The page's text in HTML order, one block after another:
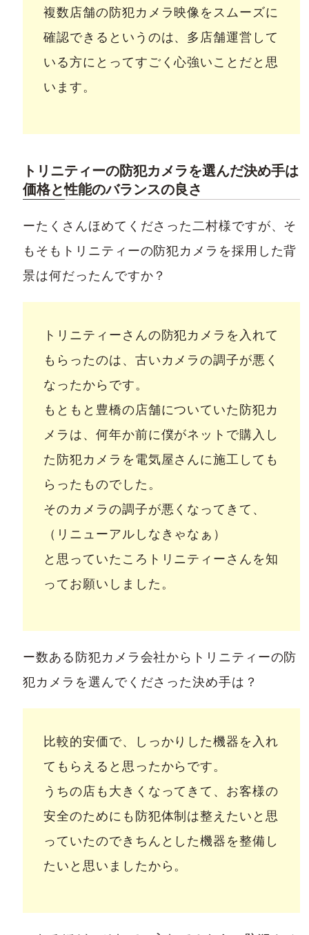
複数店舗の防犯カメラ映像をスムーズに
確認できるというのは、多店舗運営して
いる方にとってすごく心強いことだと思
います。
トリニティーの防犯カメラを選んだ決め手は
価格と性能のバランスの良さ
ーたくさんほめてくださった二村様ですが、そ
もそもトリニティーの防犯カメラを採用した背
景は何だったんですか？
トリニティーさんの防犯カメラを入れて
もらったのは、古いカメラの調子が悪く
なったからです。
もともと豊橋の店舗についていた防犯カ
メラは、何年か前に僕がネットで購入し
た防犯カメラを電気屋さんに施工しても
らったものでした。
そのカメラの調子が悪くなってきて、
（リニューアルしなきゃなぁ）
と思っていたころトリニティーさんを知
ってお願いしました。
ー数ある防犯カメラ会社からトリニティーの防
犯カメラを選んでくださった決め手は？
比較的安価で、しっかりした機器を入れ
てもらえると思ったからです。
うちの店も大きくなってきて、お客様の
安全のためにも防犯体制は整えたいと思
っていたのできちんとした機器を整備し
たいと思いましたから。